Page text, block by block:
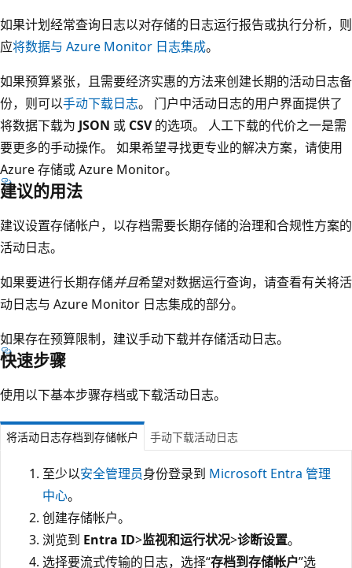
如果计划经常查询日志以对存储的日志运行报告或执行分析，则
应将数据与 Azure Monitor 日志集成。
如果预算紧张，且需要经济实惠的方法来创建长期的活动日志备
份，则可以手动下载日志。 门户中活动日志的用户界面提供了
将数据下载为 JSON 或 CSV的选项。 人工下载的代价之一是需
要更多的手动操作。 如果希望寻找更专业的解决方案，请使用
Azure 存储或 Azure Monitor。
建议的用法
建议设置存储帐户，以存档需要长期存储的治理和合规性方案的
活动日志。
如果要进行长期存储并且希望对数据运行查询，请查看有关将活
动日志与 Azure Monitor 日志集成的部分。
如果存在预算限制，建议手动下载并存储活动日志。
快速步骤
使用以下基本步骤存档或下载活动日志。
将活动日志存档到存储帐户 手动下载活动日志
至少以安全管理员身份登录到 Microsoft Entra 管理
中心。
创建存储帐户。
浏览到 Entra ID>监视和运行状况>诊断设置。
选择要流式传输的日志，选择“存档到存储帐户”选